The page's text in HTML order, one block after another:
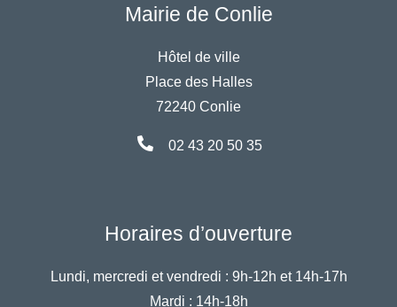
Mairie de Conlie
Hôtel de ville
Place des Halles
72240 Conlie
02 43 20 50 35
Horaires d’ouverture
Lundi, mercredi et vendredi : 9h-12h et 14h-17h
Mardi : 14h-18h